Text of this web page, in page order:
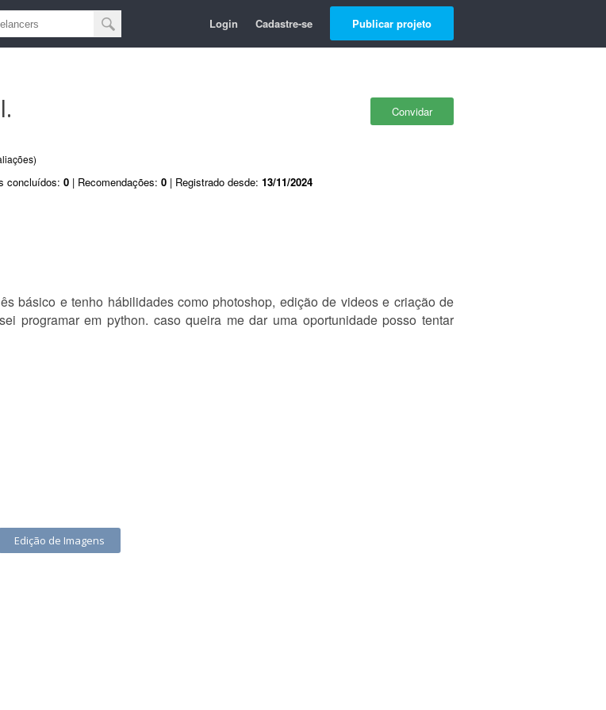
Login Cadastre-se Publicar projeto
Convidar
concluídos: 0 | Recomendações: 0 | Registrado desde: 13/11/2024
básico e tenho hábilidades como photoshop, edição de videos e criação de
programar em python. caso queira me dar uma oportunidade posso tentar
Edição de Imagens